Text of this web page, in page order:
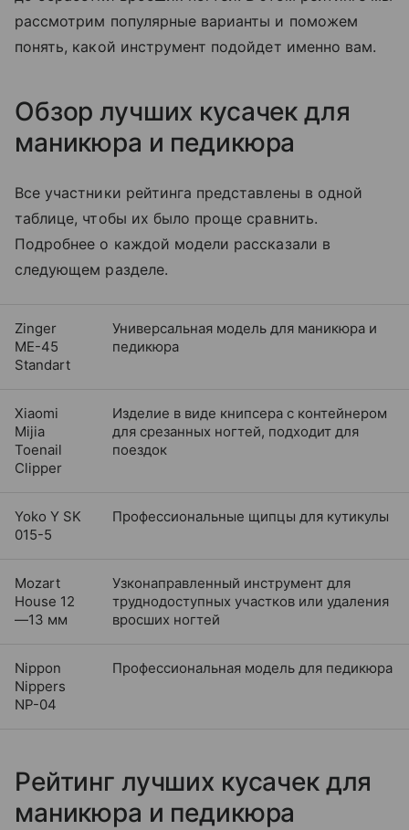
рассмотрим популярные варианты и поможем
понять, какой инструмент подойдет именно вам.
Обзор лучших кусачек для
маникюра и педикюра
Все участники рейтинга представлены в одной
таблице, чтобы их было проще сравнить.
Подробнее о каждой модели рассказали в
следующем разделе.
Zinger
ME-45
Standart
Универсальная модель для маникюра и
педикюра
Xiaomi
Mijia
Toenail
Clipper
Изделие в виде книпсера с контейнером
для срезанных ногтей, подходит для
поездок
Yoko Y SK
015-5
Профессиональные щипцы для кутикулы
Mozart
House 12
—13 мм
Узконаправленный инструмент для
труднодоступных участков или удаления
вросших ногтей
Nippon
Nippers
NP-04
Профессиональная модель для педикюра
Рейтинг лучших кусачек для
маникюра и педикюра